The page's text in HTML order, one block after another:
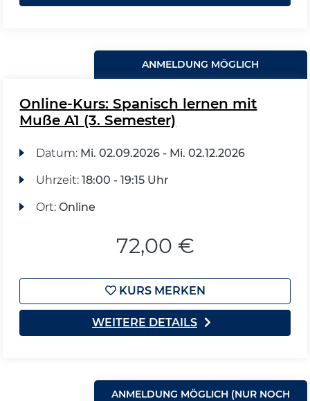
ANMELDUNG MÖGLICH
Online-Kurs: Spanisch lernen mit
Muße A1 (3. Semester)
Datum: Mi. 02.09.2026 - Mi. 02.12.2026
Uhrzeit: 18:00 - 19:15 Uhr
Ort: Online
72,00 €
KURS MERKEN
WEITERE DETAILS
ANMELDUNG MÖGLICH (NUR NOCH